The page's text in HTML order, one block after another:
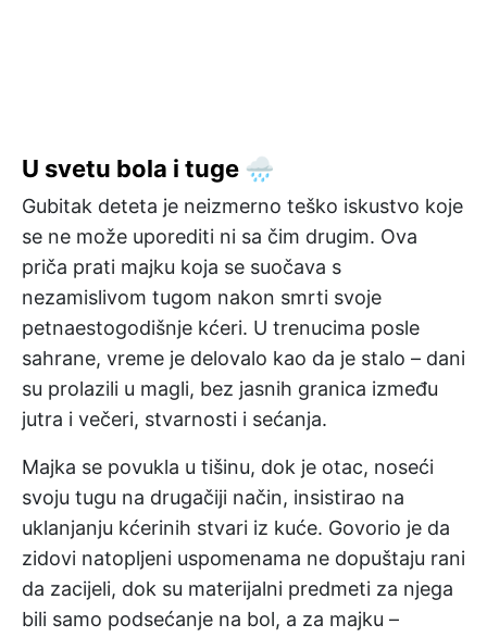
U svetu bola i tuge 🌧️
Gubitak deteta je neizmerno teško iskustvo koje
se ne može uporediti ni sa čim drugim. Ova
priča prati majku koja se suočava s
nezamislivom tugom nakon smrti svoje
petnaestogodišnje kćeri. U trenucima posle
sahrane, vreme je delovalo kao da je stalo – dani
su prolazili u magli, bez jasnih granica između
jutra i večeri, stvarnosti i sećanja.
Majka se povukla u tišinu, dok je otac, noseći
svoju tugu na drugačiji način, insistirao na
uklanjanju kćerinih stvari iz kuće. Govorio je da
zidovi natopljeni uspomenama ne dopuštaju rani
da zacijeli, dok su materijalni predmeti za njega
bili samo podsećanje na bol, a za majku –